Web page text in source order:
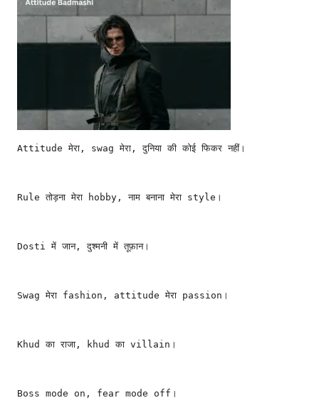
Attitude मेरा, swag मेरा, दुनिया की कोई फिकर नहीं।
Rule तोड़ना मेरा hobby, नाम बनाना मेरा style।
Dosti में जान, दुश्मनी में तूफ़ान।
Swag मेरा fashion, attitude मेरा passion।
Khud का राजा, khud का villain।
Boss mode on, fear mode off।